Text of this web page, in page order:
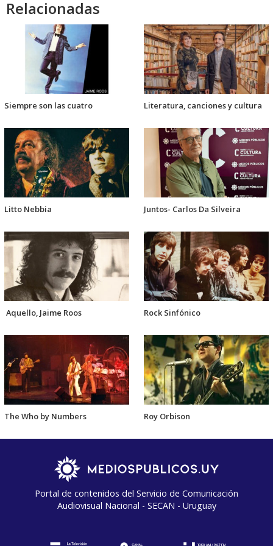
Relacionadas
Siempre son las cuatro Literatura, canciones y cultura
Litto Nebbia Juntos- Carlos Da Silveira
Aquello, Jaime Roos Rock Sinfónico
The Who by Numbers Roy Orbison
Portal de contenidos del Servicio de Comunicación
Audiovisual Nacional - SECAN - Uruguay